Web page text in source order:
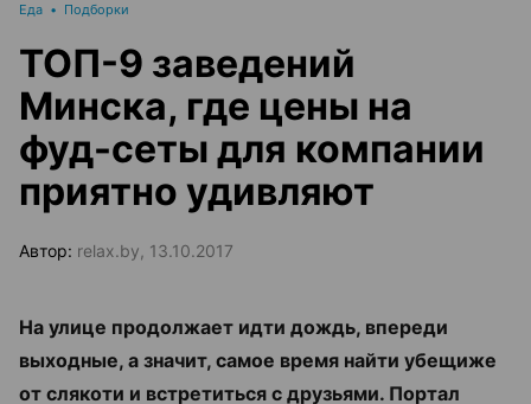
Еда • Подборки
ТОП-9 заведений
Минска, где цены на
фуд-сеты для компании
приятно удивляют
Автор: relax.by, 13.10.2017
На улице продолжает идти дождь, впереди
выходные, а значит, самое время найти убещиже
от слякоти и встретиться с друзьями. Портал